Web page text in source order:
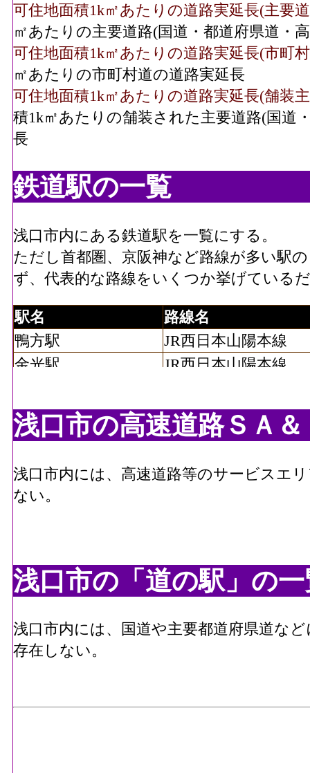
可住地面積1k㎡あたりの道路実延長(主要
㎡あたりの主要道路(国道・都道府県道・
可住地面積1k㎡あたりの道路実延長(市町
㎡あたりの市町村道の道路実延長
可住地面積1k㎡あたりの道路実延長(舗装
積1k㎡あたりの舗装された主要道路(国道
長
鉄道駅の一覧
浅口市内にある鉄道駅を一覧にする。
ただし首都圏、京阪神など路線が多い駅
ず、代表的な路線をいくつか挙げている
駅名
路線名
鴨方駅
JR西日本山陽本線
金光駅
JR西日本山陽本線
浅口市の高速道路ＳＡ
浅口市内には、高速道路等のサービスエ
ない。
浅口市の「道の駅」の
浅口市内には、国道や主要都道府県道な
存在しない。